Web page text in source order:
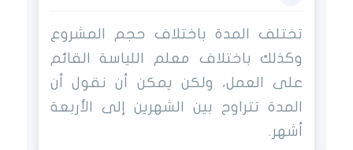
تختلف المدة باختلاف حجم المشروع
وكذلك باختلاف معلم اللياسة القائم
على العمل، ولكن يمكن أن نقول أن
المدة تتراوح بين الشهرين إلى الأربعة
أشهر.